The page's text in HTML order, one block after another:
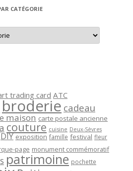
CATÉGORIE
trading card ATC
broderie cadeau
maison carte postale ancienne
couture cuisine Deux-Sèvres
DIY exposition famille festival fleur
page monument commémoratif
patrimoine pochette